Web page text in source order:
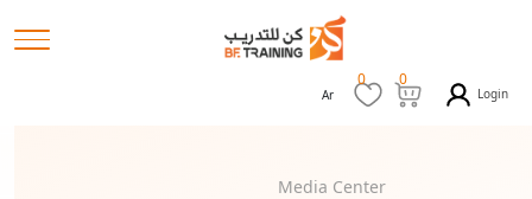
Ar
0 0
Login
Media Center